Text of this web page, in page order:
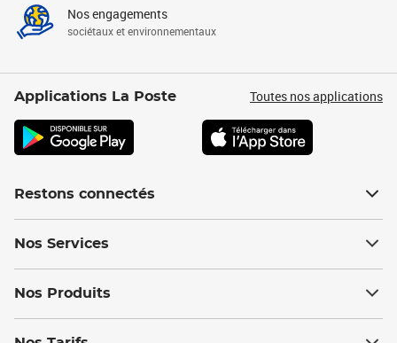
Nos engagements
sociétaux et environnementaux
Applications La Poste Toutes nos applications
Restons connectés
Nos Services
Nos Produits